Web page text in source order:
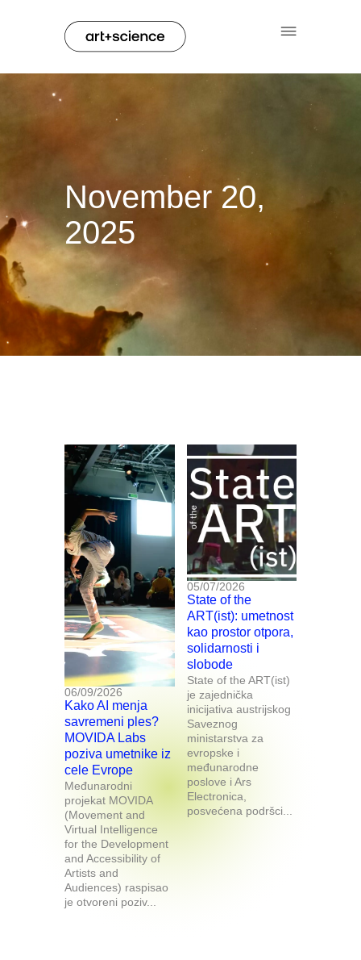
November 20,
2025
06/09/2026
Kako AI menja
savremeni ples?
MOVIDA Labs
poziva umetnike iz
cele Evrope
Međunarodni
projekat MOVIDA
(Movement and
Virtual Intelligence
for the Development
and Accessibility of
Artists and
Audiences) raspisao
je otvoreni poziv...
05/07/2026
State of the
ART(ist): umetnost
kao prostor otpora,
solidarnosti i
slobode
State of the ART(ist)
je zajednička
inicijativa austrijskog
Saveznog
ministarstva za
evropske i
međunarodne
poslove i Ars
Electronica,
posvećena podršci...